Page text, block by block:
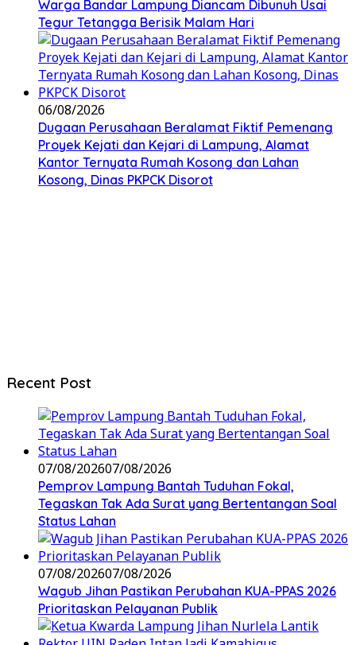
Warga Bandar Lampung Diancam Dibunuh Usai
Tegur Tetangga Berisik Malam Hari
06/08/2026
Dugaan Perusahaan Beralamat Fiktif Pemenang
Proyek Kejati dan Kejari di Lampung, Alamat
Kantor Ternyata Rumah Kosong dan Lahan
Kosong, Dinas PKPCK Disorot
Recent Post
07/08/202607/08/2026
Pemprov Lampung Bantah Tuduhan Fokal,
Tegaskan Tak Ada Surat yang Bertentangan Soal
Status Lahan
07/08/202607/08/2026
Wagub Jihan Pastikan Perubahan KUA-PPAS 2026
Prioritaskan Pelayanan Publik